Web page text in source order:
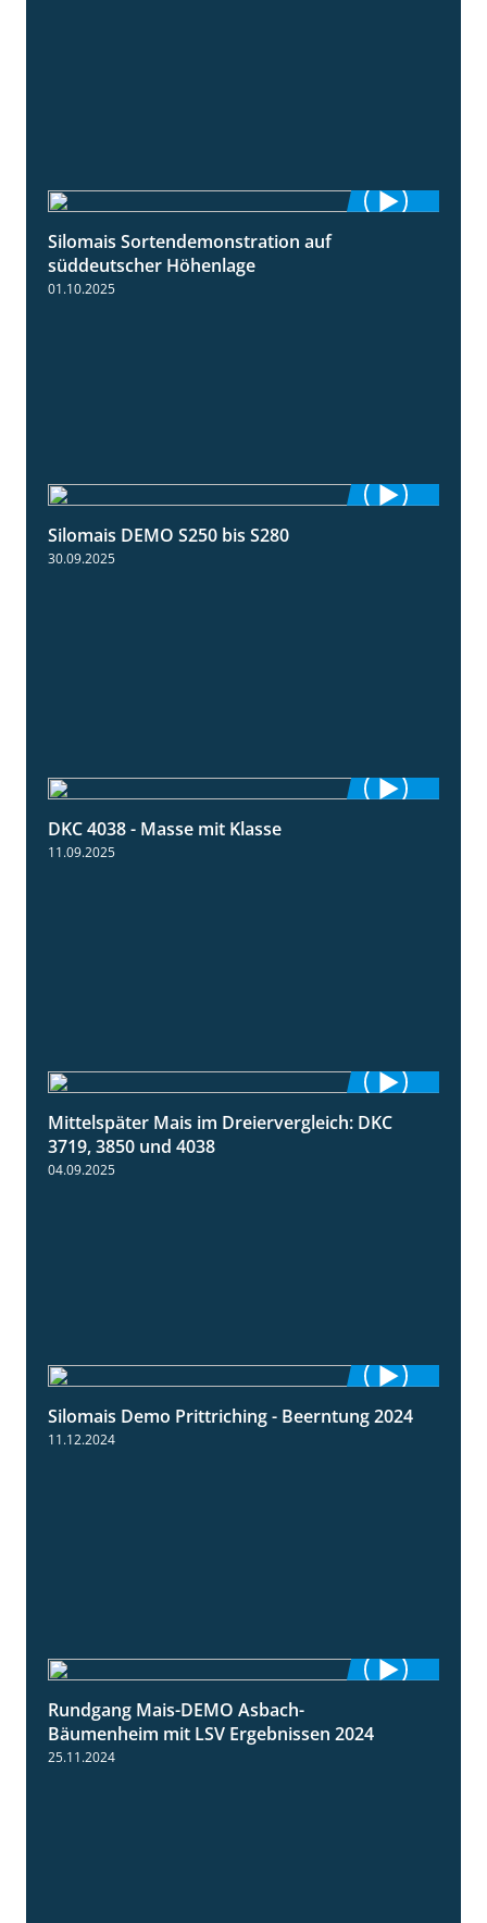
Silomais Sortendemonstration auf
süddeutscher Höhenlage
01.10.2025
Silomais DEMO S250 bis S280
30.09.2025
DKC 4038 - Masse mit Klasse
11.09.2025
1:41
Mittelspäter Mais im Dreiervergleich: DKC
3719, 3850 und 4038
04.09.2025
12:28
Silomais Demo Prittriching - Beerntung 2024
11.12.2024
Rundgang Mais-DEMO Asbach-
Bäumenheim mit LSV Ergebnissen 2024
25.11.2024